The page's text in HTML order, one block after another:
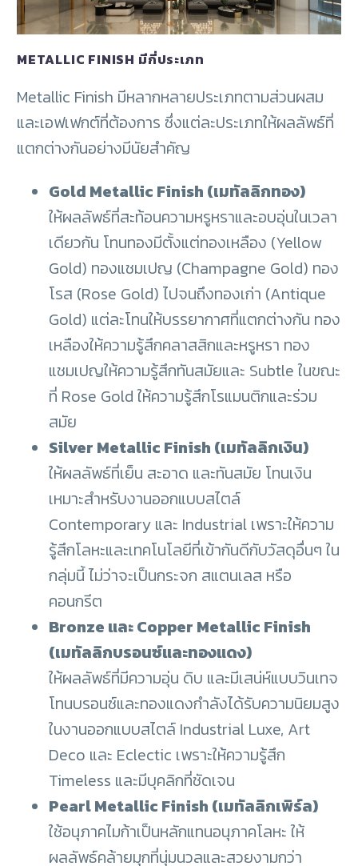
METALLIC FINISH มีกี่ประเภท
Metallic Finish มีหลากหลายประเภทตามส่วนผสม
และเอฟเฟกต์ที่ต้องการ ซึ่งแต่ละประเภทให้ผลลัพธ์ที่
แตกต่างกันอย่างมีนัยสำคัญ
Gold Metallic Finish (เมทัลลิกทอง)
ให้ผลลัพธ์ที่สะท้อนความหรูหราและอบอุ่นในเวลา
เดียวกัน โทนทองมีตั้งแต่ทองเหลือง (Yellow
Gold) ทองแชมเปญ (Champagne Gold) ทอง
โรส (Rose Gold) ไปจนถึงทองเก่า (Antique
Gold) แต่ละโทนให้บรรยากาศที่แตกต่างกัน ทอง
เหลืองให้ความรู้สึกคลาสสิกและหรูหรา ทอง
แชมเปญให้ความรู้สึกทันสมัยและ Subtle ในขณะ
ที่ Rose Gold ให้ความรู้สึกโรแมนติกและร่วม
สมัย
Silver Metallic Finish (เมทัลลิกเงิน)
ให้ผลลัพธ์ที่เย็น สะอาด และทันสมัย โทนเงิน
เหมาะสำหรับงานออกแบบสไตล์
Contemporary และ Industrial เพราะให้ความ
รู้สึกโลหะและเทคโนโลยีที่เข้ากันดีกับวัสดุอื่นๆ ใน
กลุ่มนี้ ไม่ว่าจะเป็นกระจก สแตนเลส หรือ
คอนกรีต
Bronze และ Copper Metallic Finish
(เมทัลลิกบรอนซ์และทองแดง)
ให้ผลลัพธ์ที่มีความอุ่น ดิบ และมีเสน่ห์แบบวินเทจ
โทนบรอนซ์และทองแดงกำลังได้รับความนิยมสูง
ในงานออกแบบสไตล์ Industrial Luxe, Art
Deco และ Eclectic เพราะให้ความรู้สึก
Timeless และมีบุคลิกที่ชัดเจน
Pearl Metallic Finish (เมทัลลิกเพิร์ล)
ใช้อนุภาคไมก้าเป็นหลักแทนอนุภาคโลหะ ให้
ผลลัพธ์คล้ายมุกที่นุ่มนวลและสวยงามกว่า